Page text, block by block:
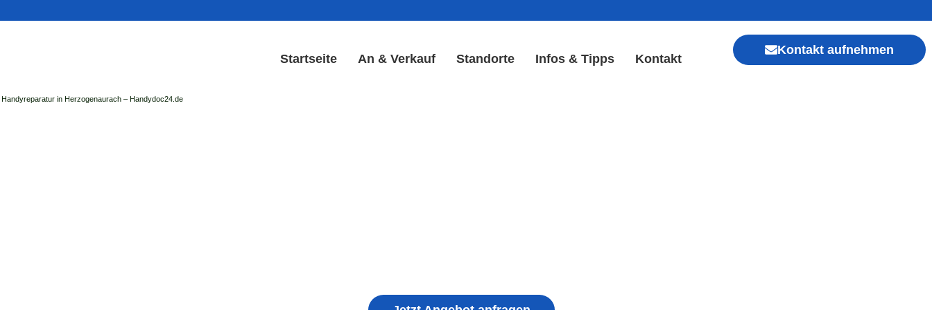
Startseite An & Verkauf Standorte Infos & Tipps Kontakt
Kontakt aufnehmen
Handyreparatur in Herzogenaurach – Handydoc24.de